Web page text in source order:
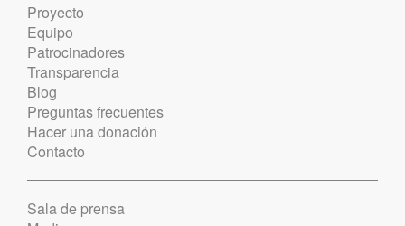
Proyecto
Equipo
Patrocinadores
Transparencia
Blog
Preguntas frecuentes
Hacer una donación
Contacto
Sala de prensa